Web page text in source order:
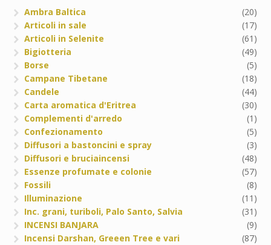
Ambra Baltica
(20)
Articoli in sale
(17)
Articoli in Selenite
(61)
Bigiotteria
(49)
Borse
(5)
Campane Tibetane
(18)
Candele
(44)
Carta aromatica d'Eritrea
(30)
Complementi d'arredo
(1)
Confezionamento
(5)
Diffusori a bastoncini e spray
(3)
Diffusori e bruciaincensi
(48)
Essenze profumate e colonie
(57)
Fossili
(8)
Illuminazione
(11)
Inc. grani, turiboli, Palo Santo, Salvia
(31)
INCENSI BANJARA
(9)
Incensi Darshan, Greeen Tree e vari
(87)